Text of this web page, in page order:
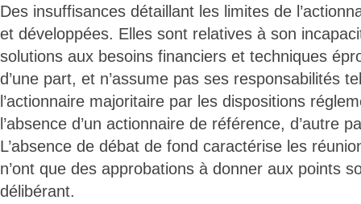
Des insuffisances détaillant les limites de
et développées. Elles sont relatives à son
solutions aux besoins financiers et techniques
d’une part, et n’assume pas ses responsabilités
l’actionnaire majoritaire par les dispositions
l’absence d’un actionnaire de référence, d’autre
L’absence de débat de fond caractérise les
n’ont que des approbations à donner aux points
délibérant.